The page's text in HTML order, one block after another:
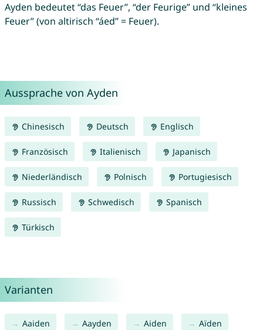
Ayden bedeutet “das Feuer”, “der Feurige” und “kleines
Feuer” (von altirisch “áed” = Feuer).
Aussprache von Ayden
Chinesisch Deutsch Englisch
Französisch Italienisch Japanisch
Niederländisch Polnisch Portugiesisch
Russisch Schwedisch Spanisch
Türkisch
Varianten
Aaiden Aayden Aiden Aïden